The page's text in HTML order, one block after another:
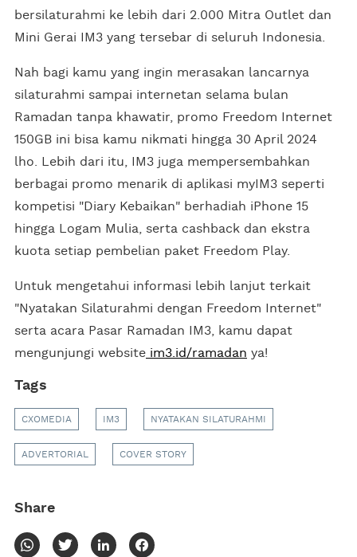
bersilaturahmi ke lebih dari 2.000 Mitra Outlet dan
Mini Gerai IM3 yang tersebar di seluruh Indonesia.
Nah bagi kamu yang ingin merasakan lancarnya
silaturahmi sampai internetan selama bulan
Ramadan tanpa khawatir, promo Freedom Internet
150GB ini bisa kamu nikmati hingga 30 April 2024
lho. Lebih dari itu, IM3 juga mempersembahkan
berbagai promo menarik di aplikasi myIM3 seperti
kompetisi "Diary Kebaikan" berhadiah iPhone 15
hingga Logam Mulia, serta cashback dan ekstra
kuota setiap pembelian paket Freedom Play.
Untuk mengetahui informasi lebih lanjut terkait
"Nyatakan Silaturahmi dengan Freedom Internet"
serta acara Pasar Ramadan IM3, kamu dapat
mengunjungi website im3.id/ramadan ya!
Tags
CXOMEDIA IM3 NYATAKAN SILATURAHMI
ADVERTORIAL COVER STORY
Share